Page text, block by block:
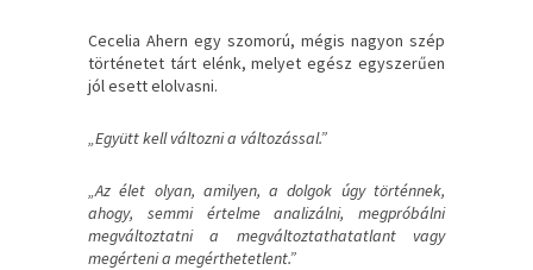
Cecelia Ahern egy szomorú, mégis nagyon szép
történetet tárt elénk, melyet egész egyszerűen
jól esett elolvasni.
„Együtt kell változni a változással.”
„Az élet olyan, amilyen, a dolgok úgy történnek,
ahogy, semmi értelme analizálni, megpróbálni
megváltoztatni a megváltoztathatatlant vagy
megérteni a megérthetetlent.”